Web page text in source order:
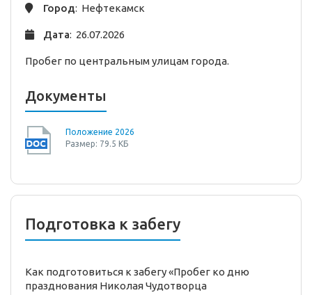
Город: Нефтекамск
Дата: 26.07.2026
Пробег по центральным улицам города.
Документы
Положение 2026
Размер: 79.5 КБ
Подготовка к забегу
Как подготовиться к забегу «Пробег ко дню
празднования Николая Чудотворца